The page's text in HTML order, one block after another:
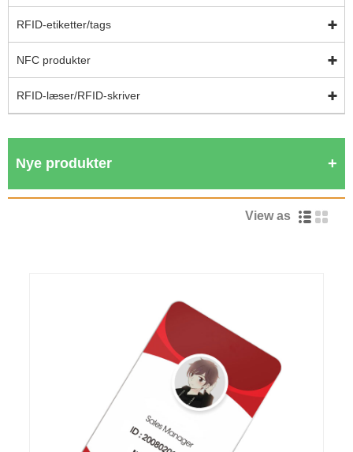
RFID-etiketter/tags
NFC produkter
RFID-læser/RFID-skriver
Nye produkter
View as